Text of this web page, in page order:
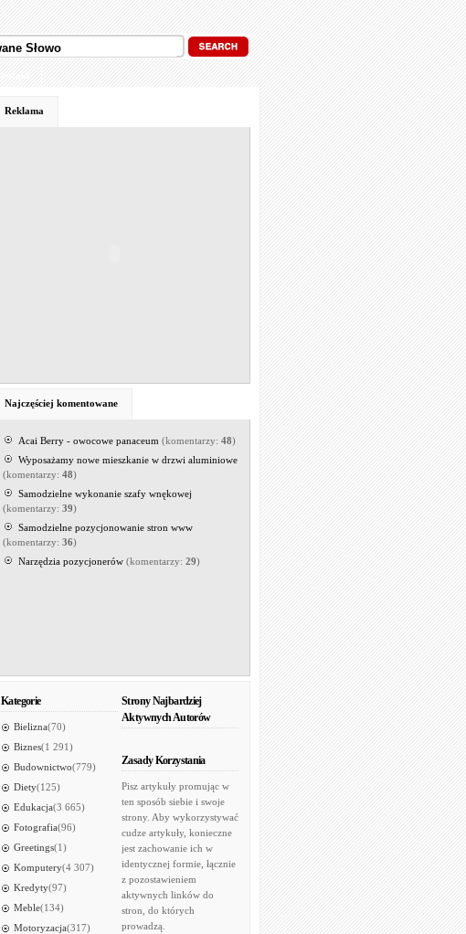
Reklama
Najczęściej komentowane
Acai Berry - owocowe panaceum (komentarzy: 48)
Wyposażamy nowe mieszkanie w drzwi aluminiowe
(komentarzy: 48)
Samodzielne wykonanie szafy wnękowej
(komentarzy: 39)
Samodzielne pozycjonowanie stron www
(komentarzy: 36)
Narzędzia pozycjonerów (komentarzy: 29)
Kategorie
Bielizna(70)
Biznes(1 291)
Budownictwo(779)
Diety(125)
Edukacja(3 665)
Fotografia(96)
Greetings(1)
Komputery(4 307)
Kredyty(97)
Meble(134)
Motoryzacja(317)
Strony Najbardziej
Aktywnych Autorów
Zasady Korzystania
Pisz artykuły promując w
ten sposób siebie i swoje
strony. Aby wykorzystywać
cudze artykuły, konieczne
jest zachowanie ich w
identycznej formie, łącznie
z pozostawieniem
aktywnych linków do
stron, do których
prowadzą.